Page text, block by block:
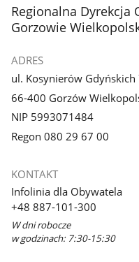
stopka
Regionalna Dyrekcja
Gorzowie
ADRES
ul. Kosynierów Gdyńskich
66-400 Gorzów
NIP 5993071484
Regon 080 29 67 00
KONTAKT
Infolinia dla Obywatela
+48 887-101-300
W dni robocze
w godzinach: 7:30-15:30